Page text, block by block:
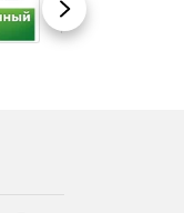
Вперед